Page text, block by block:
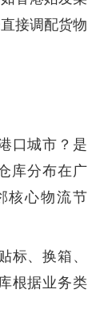
接调配货物
口城市？是
库分布在广
核心物流节
标、换箱、
根据业务类